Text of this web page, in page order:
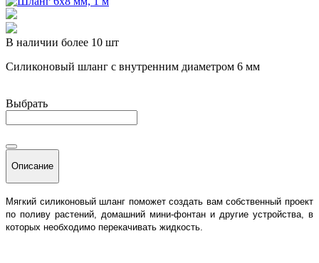
В наличии более 10 шт
Силиконовый шланг с внутренним диаметром 6 мм
Выбрать
Описание
Мягкий силиконовый шланг поможет создать вам собственный проект
по поливу растений, домашний мини-фонтан и другие устройства, в
которых необходимо перекачивать жидкость.